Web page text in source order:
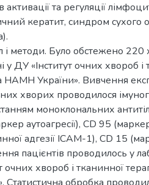
активації та регуляції
кератит, синдром сухого
і методи. Було обстежено 220
у ДУ «Інститут очних хвороб і
НАМН України». Вивчення
хворих проводилося
моноклональних
аутоагресії), CD 95
адгезії ICAM-1), CD 15
пацієнтів проводилось у
очних хвороб і тканинної